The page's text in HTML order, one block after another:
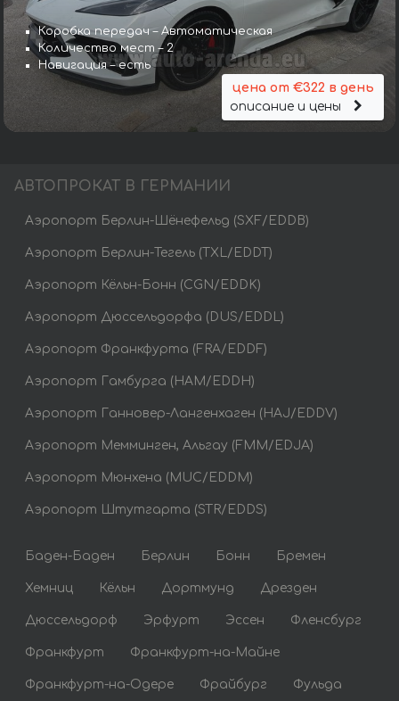
Коробка передач – Автоматическая
Количество мест – 2
Навигация – есть
цена от €322 в день
описание и цены
АВТОПРОКАТ В ГЕРМАНИИ
Аэропорт Берлин-Шёнефельд (SXF/EDDB)
Аэропорт Берлин-Тегель (TXL/EDDT)
Аэропорт Кёльн-Бонн (CGN/EDDK)
Аэропорт Дюссельдорфа (DUS/EDDL)
Аэропорт Франкфурта (FRA/EDDF)
Аэропорт Гамбурга (HAM/EDDH)
Аэропорт Ганновер-Лангенхаген (HAJ/EDDV)
Аэропорт Мемминген, Альгау (FMM/EDJA)
Аэропорт Мюнхена (MUC/EDDM)
Аэропорт Штутгарта (STR/EDDS)
Баден-Баден Берлин Бонн Бремен
Хемниц Кёльн Дортмунд Дрезден
Дюссельдорф Эрфурт Эссен Фленсбург
Франкфурт Франкфурт-на-Майне
Франкфурт-на-Одере Фрайбург Фульда